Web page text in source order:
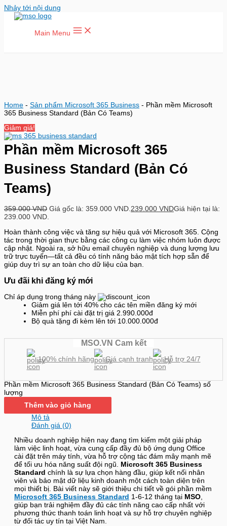
Nhảy tới nội dung
Main Menu
Home - Sản phẩm Microsoft 365 Business - Phần mềm Microsoft
365 Business Standard (Bản Có Teams)
Giảm giá!
Phần mềm Microsoft 365
Business Standard (Bản Có
Teams)
359.000VND Giá gốc là: 359.000 VND.239.000 VNDGiá hiện tại là:
239.000 VND.
Hoàn thành công việc và tăng sự hiệu quả với Microsoft 365. Cộng
tác trong thời gian thực bằng các công cụ làm việc nhóm luôn được
cập nhật. Ngoài ra, sở hữu email chuyên nghiệp và dung lượng lưu
trữ trực tuyến—tất cả đều có tính năng bảo mật tích hợp sẵn để
giúp duy trì sự an toàn cho dữ liệu của bạn.
Ưu đãi khi đăng ký mới
Chỉ áp dụng trong tháng này
Giảm giá lên tới 40% cho các tên miền đăng ký mới
Miễn phí phí cài đặt trị giá 2.990.000đ
Bộ quà tặng đi kèm lên tới 10.000.000đ
MSO.VN Cam kết
100% chính hãng Giá cạnh tranh Hỗ trợ 24/7
Phần mềm Microsoft 365 Business Standard (Bản Có Teams) số
lượng
Thêm vào giỏ hàng
Mô tả
Đánh giá (0)
Nhiều doanh nghiệp hiện nay đang tìm kiếm một giải pháp
làm việc linh hoạt, vừa cung cấp đầy đủ bộ ứng dụng Office
cài đặt trên máy tính, vừa hỗ trợ cộng tác đám mây mạnh mẽ
để tối ưu hóa năng suất đội ngũ. Microsoft 365 Business
Standard chính là sự lựa chọn hàng đầu, giúp kết nối nhân
viên và bảo mật dữ liệu kinh doanh một cách toàn diện trên
mọi thiết bị. Bài viết này sẽ giới thiệu chi tiết về gói phần mềm
Microsoft 365 Business Standard 1-6-12 tháng tại MSO,
giúp bạn trải nghiệm đầy đủ các tính năng cao cấp nhất với
phương thức thanh toán linh hoạt và sự hỗ trợ chuyên nghiệp
từ đối tác uy tín tại Việt Nam.